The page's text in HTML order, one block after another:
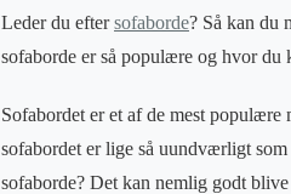
Leder du eftersofaborde? Så kan du
sofaborde er så populære og hvor du
Sofabordet er et af de mest populære
sofabordet er lige så uundværligt
sofaborde? Det kan nemlig godt